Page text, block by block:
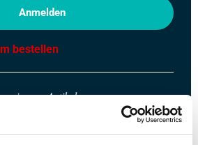
Anmelden
bestellen
eigenen Artikelnummern
Bestellung über Track&Trace